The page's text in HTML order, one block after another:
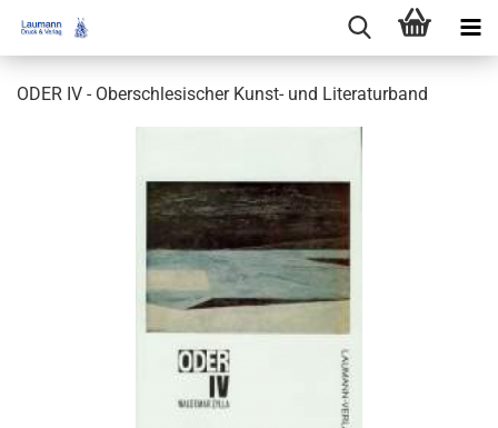
ODER IV - Oberschlesischer Kunst- und Literaturband